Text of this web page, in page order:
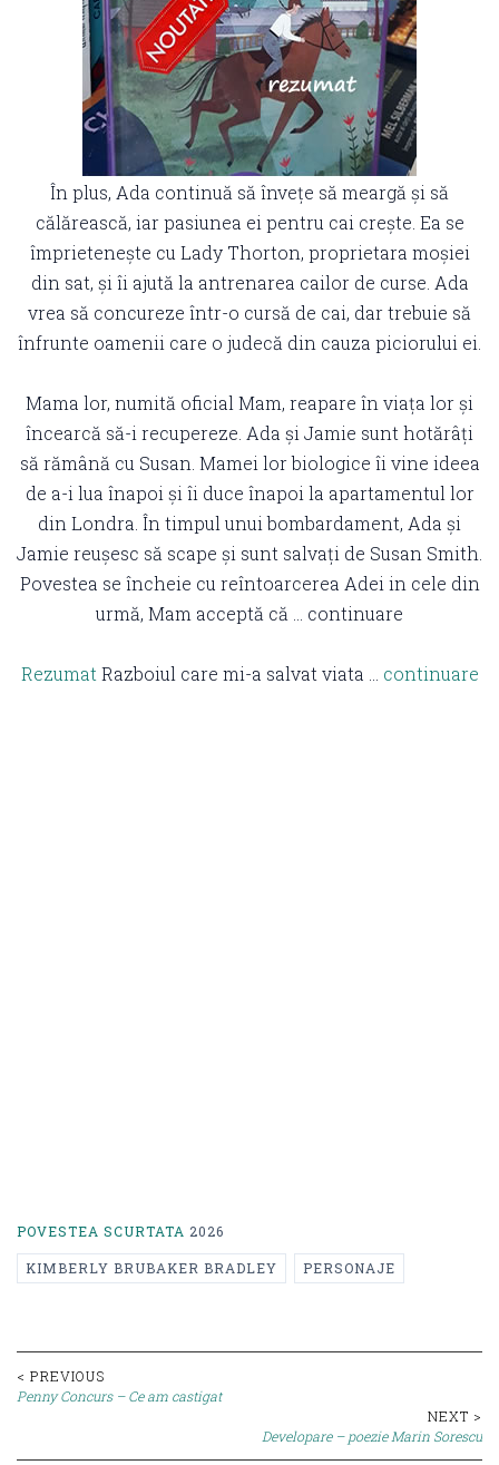
În plus, Ada continuă să învețe să meargă și să
călărească, iar pasiunea ei pentru cai crește. Ea se
împrietenește cu Lady Thorton, proprietara moșiei
din sat, și îi ajută la antrenarea cailor de curse. Ada
vrea să concureze într-o cursă de cai, dar trebuie să
înfrunte oamenii care o judecă din cauza piciorului ei.
Mama lor, numită oficial Mam, reapare în viața lor și
încearcă să-i recupereze. Ada și Jamie sunt hotărâți
să rămână cu Susan. Mamei lor biologice îi vine ideea
de a-i lua înapoi și îi duce înapoi la apartamentul lor
din Londra. În timpul unui bombardament, Ada și
Jamie reușesc să scape și sunt salvați de Susan Smith.
Povestea se încheie cu reîntoarcerea Adei in cele din
urmă, Mam acceptă că … continuare
Rezumat Razboiul care mi-a salvat viata … continuare
POVESTEA SCURTATA 2026
KIMBERLY BRUBAKER BRADLEY PERSONAJE
Post
< PREVIOUS
Penny Concurs – Ce am castigat
NEXT >
Developare – poezie Marin Sorescu